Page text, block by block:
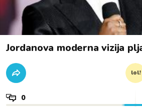
Jordanova moderna vizija
lol!
0